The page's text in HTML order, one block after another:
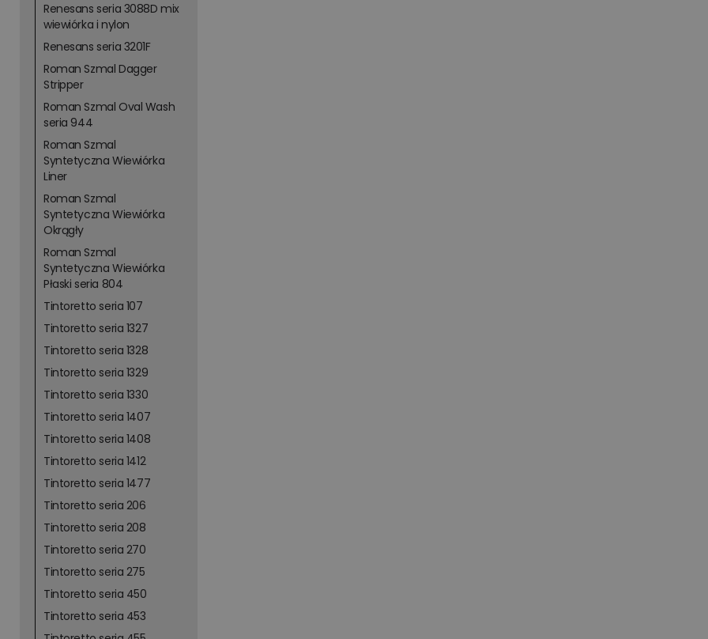
Renesans seria 3088D mix
wiewiórka i nylon
Renesans seria 3201F
Roman Szmal Dagger
Stripper
Roman Szmal Oval Wash
seria 944
Roman Szmal
Syntetyczna Wiewiórka
Liner
Roman Szmal
Syntetyczna Wiewiórka
Okrągły
Roman Szmal
Syntetyczna Wiewiórka
Płaski seria 804
Tintoretto seria 107
Tintoretto seria 1327
Tintoretto seria 1328
Tintoretto seria 1329
Tintoretto seria 1330
Tintoretto seria 1407
Tintoretto seria 1408
Tintoretto seria 1412
Tintoretto seria 1477
Tintoretto seria 206
Tintoretto seria 208
Tintoretto seria 270
Tintoretto seria 275
Tintoretto seria 450
Tintoretto seria 453